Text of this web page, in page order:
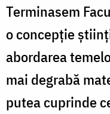
Terminasem
o concepţie
abordarea
mai degrabă
putea cuprinde